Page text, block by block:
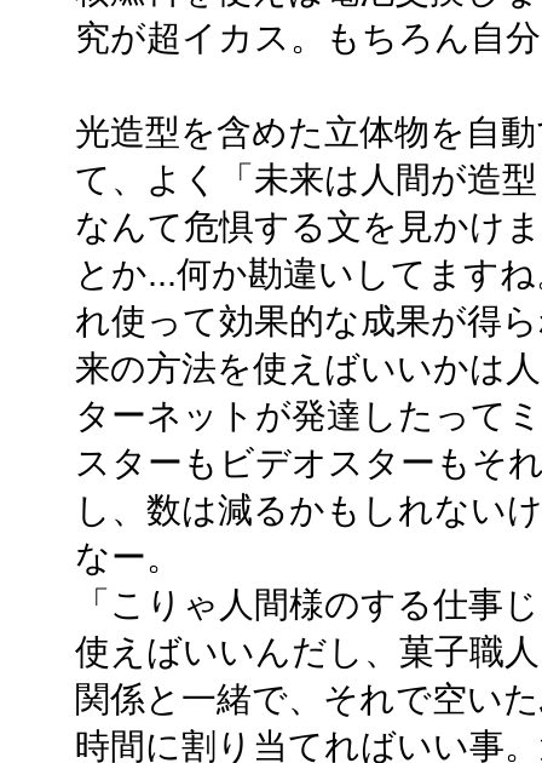
究が超イカス。もちろん自
光造型を含めた立体物を自
て、よく「未来は人間が造
なんて危惧する文を見かけ
とか...何か勘違いしてます
れ使って効果的な成果が得
来の方法を使えばいいかは
ターネットが発達したって
スターもビデオスターもそ
し、数は減るかもしれない
なー。
「こりゃ人間様のする仕事
使えばいいんだし、菓子職
関係と一緒で、それで空い
時間に割り当てればいい事